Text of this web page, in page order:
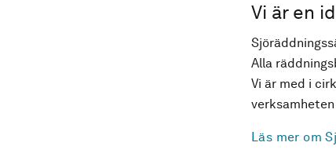
Vi är en
Alla
Vi är med i
Läs mer om